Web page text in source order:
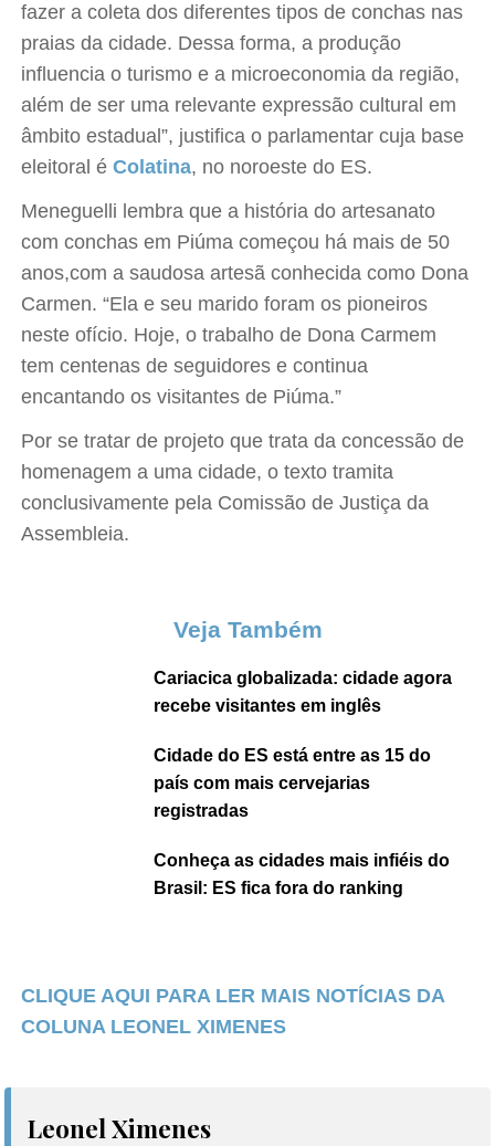
fazer a coleta dos diferentes tipos de conchas nas
praias da cidade. Dessa forma, a produção
influencia o turismo e a microeconomia da região,
além de ser uma relevante expressão cultural em
âmbito estadual”, justifica o parlamentar cuja base
eleitoral éColatina, no noroeste do ES.
Meneguelli lembra que a história do artesanato
com conchas em Piúma começou há mais de 50
anos,com a saudosa artesã conhecida como Dona
Carmen. “Ela e seu marido foram os pioneiros
neste ofício. Hoje, o trabalho de Dona Carmem
tem centenas de seguidores e continua
encantando os visitantes de Piúma.”
Por se tratar de projeto que trata da concessão de
homenagem a uma cidade, o texto tramita
conclusivamente pela Comissão de Justiça da
Assembleia.
Veja Também
Cariacica globalizada: cidade agora
recebe visitantes em inglês
Cidade do ES está entre as 15 do
país com mais cervejarias
registradas
Conheça as cidades mais infiéis do
Brasil: ES fica fora do ranking
CLIQUE AQUI PARA LER MAIS NOTÍCIAS DA
COLUNA LEONEL XIMENES
Leonel Ximenes